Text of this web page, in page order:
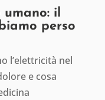
umano: il
perso
l’elettricità nel
e cosa